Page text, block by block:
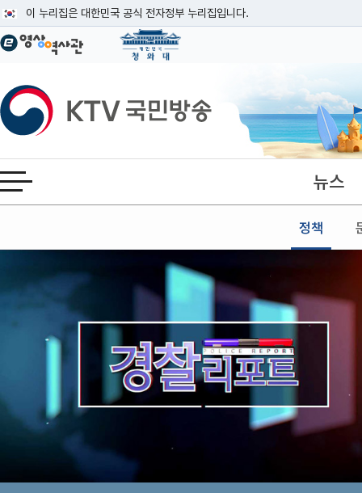
이 누리집은 대한민국 공식 전자정부 누리집입니다.
공식 누리집 주소 확인하기
이밖에 or.kr 또는 .kr등 다른 도메인 주소를 사용하고 있다면 아래 URL에서
운영중인 공식 누리집보기
KTV국민방송
전체메뉴 열기 뉴스
정책
본문